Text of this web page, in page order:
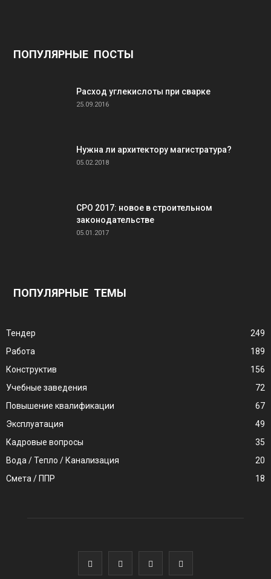
ПОПУЛЯРНЫЕ ПОСТЫ
Расход углекислоты при сварке
25.09.2016
Нужна ли архитектору магистратура?
05.02.2018
СРО 2017: новое в строительном
законодательстве
05.01.2017
ПОПУЛЯРНЫЕ ТЕМЫ
Тендер
249
Работа
189
Конструктив
156
Учебные заведения
72
Повышение квалификации
67
Эксплуатация
49
Кадровые вопросы
35
Вода / Тепло / Канализация
20
Смета / ППР
18